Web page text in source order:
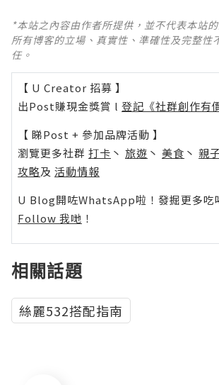
*本站之內容由作者所提供，並不代表本站
所有博客的立場、真實性、準確性及完整性
任。
【 U Creator 招募 】
出Post賺現金獎賞 l 登記《社群創作有
【 睇Post + 參加品牌活動 】
瀏覽更多社群 打卡 丶 旅遊 丶 美食 丶 親
攻略及 活動情報
U Blog開咗WhatsApp啦！發掘更多吃
Follow 我哋 ！
相關話題
絲麗532搭配指南